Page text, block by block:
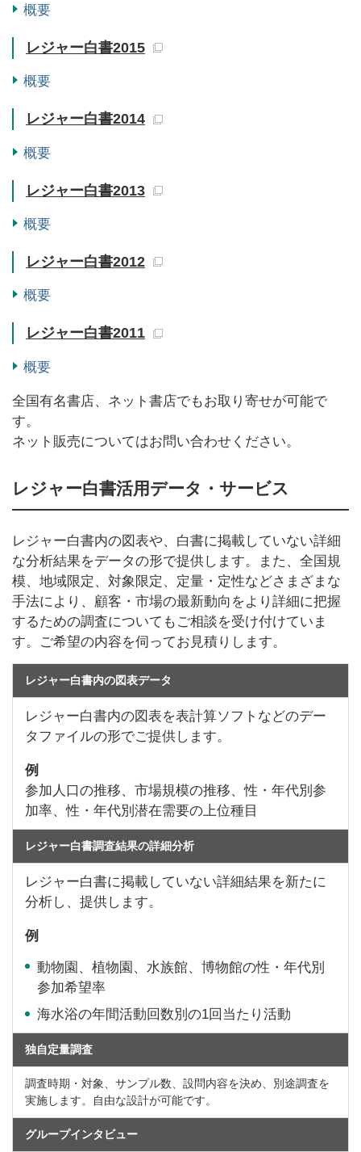
概要
レジャー白書2015
概要
レジャー白書2014
概要
レジャー白書2013
概要
レジャー白書2012
概要
レジャー白書2011
概要
全国有名書店、ネット書店でもお取り寄せが可能で
す。
ネット販売についてはお問い合わせください。
レジャー白書活用データ・サービス
レジャー白書内の図表や、白書に掲載していない詳細
な分析結果をデータの形で提供します。また、全国規
模、地域限定、対象限定、定量・定性などさまざまな
手法により、顧客・市場の最新動向をより詳細に把握
するための調査についてもご相談を受け付けていま
す。ご希望の内容を伺ってお見積りします。
レジャー白書内の図表データ
レジャー白書内の図表を表計算ソフトなどのデー
タファイルの形でご提供します。
例
参加人口の推移、市場規模の推移、性・年代別参
加率、性・年代別潜在需要の上位種目
レジャー白書調査結果の詳細分析
レジャー白書に掲載していない詳細結果を新たに
分析し、提供します。
例
動物園、植物園、水族館、博物館の性・年代別
参加希望率
海水浴の年間活動回数別の1回当たり活動
独自定量調査
調査時期・対象、サンプル数、設問内容を決め、別途調査を
実施します。自由な設計が可能です。
グループインタビュー